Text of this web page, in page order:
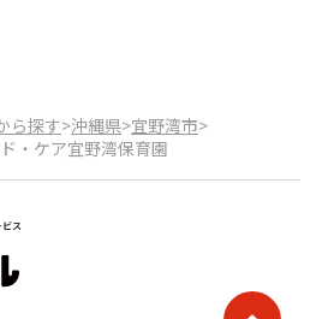
ら探す>沖縄県>宜野湾市>
・ケア宜野湾保育園
ス